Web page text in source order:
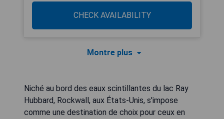
CHECK AVAILABILITY
Montre plus
Niché au bord des eaux scintillantes du lac Ray
Hubbard, Rockwall, aux États-Unis, s'impose
comme une destination de choix pour ceux en